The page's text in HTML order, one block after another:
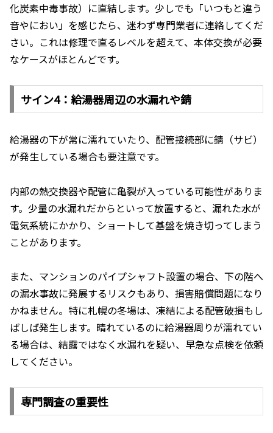
化炭素中毒事故）に直結します。少しでも「いつもと違う
音やにおい」を感じたら、迷わず専門業者に連絡してくだ
さい。これは修理で直るレベルを超えて、本体交換が必要
なケースがほとんどです。
サイン4：給湯器周辺の水漏れや錆
給湯器の下が常に濡れていたり、配管接続部に錆（サビ）
が発生している場合も要注意です。
内部の熱交換器や配管に亀裂が入っている可能性がありま
す。少量の水漏れだからといって放置すると、漏れた水が
電気系統にかかり、ショートして基盤を焼き切ってしまう
ことがあります。
また、マンションのパイプシャフト設置の場合、下の階へ
の漏水事故に発展するリスクもあり、損害賠償問題になり
かねません。特に札幌の冬場は、凍結による配管破損もし
ばしば発生します。晴れているのに給湯器周りが濡れてい
る場合は、結露ではなく水漏れを疑い、早急な点検を依頼
してください。
専門調査の重要性